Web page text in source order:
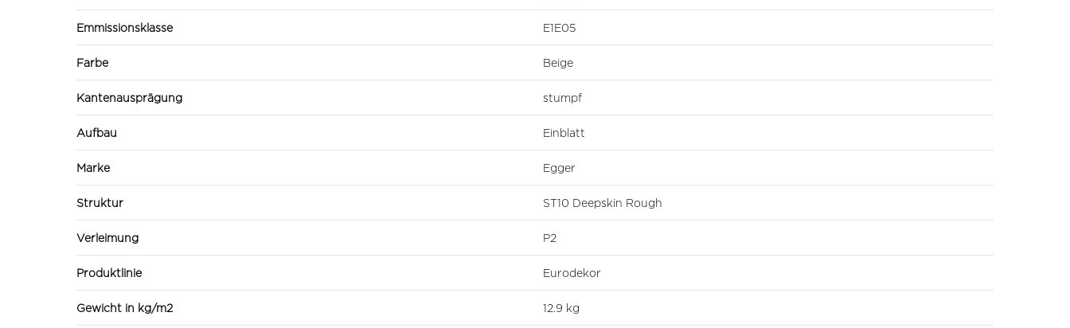
Emmissionsklasse E1E05
Farbe Beige
Kantenausprägung stumpf
Aufbau Einblatt
Marke Egger
Struktur ST10 Deepskin Rough
Verleimung P2
Produktlinie Eurodekor
Gewicht in kg/m2 12.9 kg